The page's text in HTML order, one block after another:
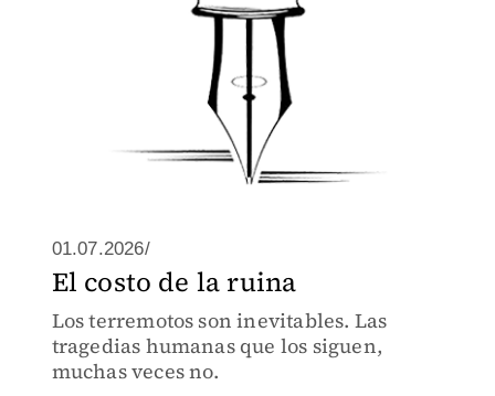
01.07.2026/
El costo de la ruina
Los terremotos son inevitables. Las
tragedias humanas que los siguen,
muchas veces no.